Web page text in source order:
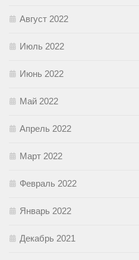
Август 2022
Июль 2022
Июнь 2022
Май 2022
Апрель 2022
Март 2022
Февраль 2022
Январь 2022
Декабрь 2021